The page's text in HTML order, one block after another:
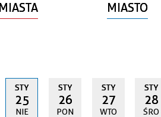
MIASTO
STY
25
NIE
STY
26
PON
STY
27
WTO
STY
28
ŚRO